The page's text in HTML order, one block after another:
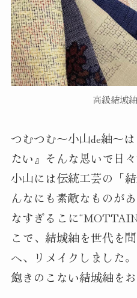
高級結城
つむつむ～小山de紬～
たい』そんな思いで日
小山には伝統工芸の「
んなにも素敵なものが
なすぎるこに
こで、結城紬を世代を
へ、リメイクしました。
飽きのこない結城紬をお